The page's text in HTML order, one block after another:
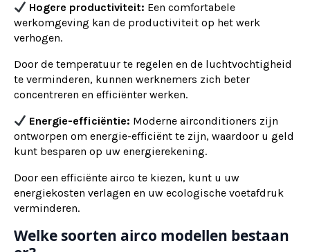
Hogere productiviteit: Een comfortabele
werkomgeving kan de productiviteit op het werk
verhogen.
Door de temperatuur te regelen en de luchtvochtigheid
te verminderen, kunnen werknemers zich beter
concentreren en efficiënter werken.
Energie-efficiëntie: Moderne airconditioners zijn
ontworpen om energie-efficiënt te zijn, waardoor u geld
kunt besparen op uw energierekening.
Door een efficiënte airco te kiezen, kunt u uw
energiekosten verlagen en uw ecologische voetafdruk
verminderen.
Welke soorten airco modellen bestaan